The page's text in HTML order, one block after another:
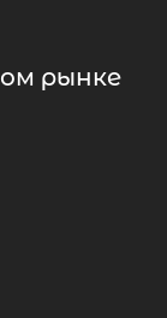
рынке